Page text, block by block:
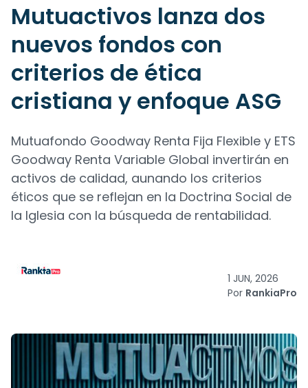
Mutuactivos lanza dos
nuevos fondos con
criterios de ética
cristiana y enfoque ASG
Mutuafondo Goodway Renta Fija Flexible y ETS
Goodway Renta Variable Global invertirán en
activos de calidad, aunando los criterios
éticos que se reflejan en la Doctrina Social de
la Iglesia con la búsqueda de rentabilidad.
1 JUN, 2026
Por RankiaPro